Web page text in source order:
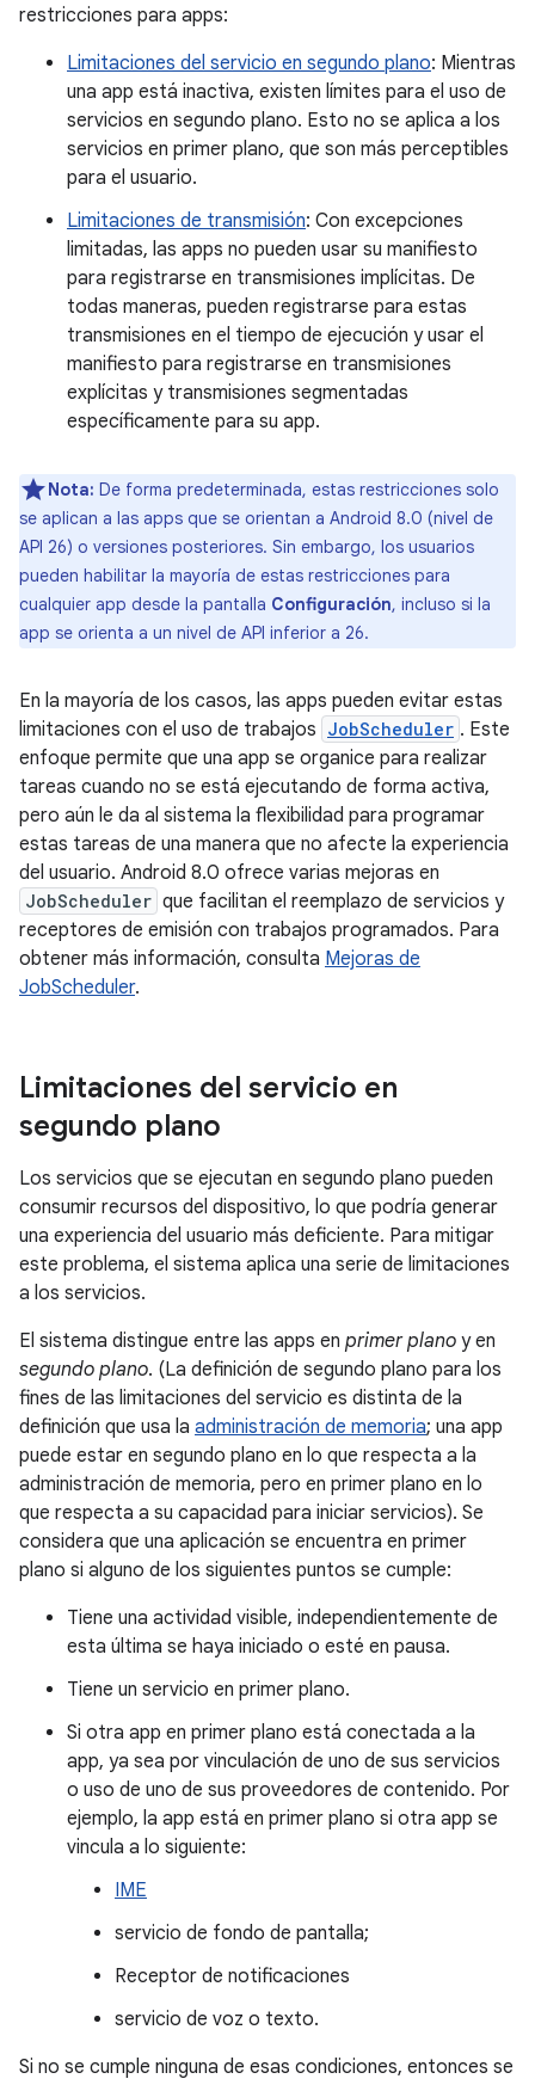
restricciones para apps:
Limitaciones del servicio en segundo plano: Mientras
una app está inactiva, existen límites para el uso de
servicios en segundo plano. Esto no se aplica a los
servicios en primer plano, que son más perceptibles
para el usuario.
Limitaciones de transmisión: Con excepciones
limitadas, las apps no pueden usar su manifiesto
para registrarse en transmisiones implícitas. De
todas maneras, pueden registrarse para estas
transmisiones en el tiempo de ejecución y usar el
manifiesto para registrarse en transmisiones
explícitas y transmisiones segmentadas
específicamente para su app.
Nota: De forma predeterminada, estas restricciones solo
se aplican a las apps que se orientan a Android 8.0 (nivel de
API 26) o versiones posteriores. Sin embargo, los usuarios
pueden habilitar la mayoría de estas restricciones para
cualquier app desde la pantalla Configuración, incluso si la
app se orienta a un nivel de API inferior a 26.
En la mayoría de los casos, las apps pueden evitar estas
limitaciones con el uso de trabajos JobScheduler . Este
enfoque permite que una app se organice para realizar
tareas cuando no se está ejecutando de forma activa,
pero aún le da al sistema la flexibilidad para programar
estas tareas de una manera que no afecte la experiencia
del usuario. Android 8.0 ofrece varias mejoras en
JobScheduler que facilitan el reemplazo de servicios y
receptores de emisión con trabajos programados. Para
obtener más información, consulta Mejoras de
JobScheduler.
Limitaciones del servicio en
segundo plano
Los servicios que se ejecutan en segundo plano pueden
consumir recursos del dispositivo, lo que podría generar
una experiencia del usuario más deficiente. Para mitigar
este problema, el sistema aplica una serie de limitaciones
a los servicios.
El sistema distingue entre las apps en primer plano y en
segundo plano. (La definición de segundo plano para los
fines de las limitaciones del servicio es distinta de la
definición que usa la administración de memoria; una app
puede estar en segundo plano en lo que respecta a la
administración de memoria, pero en primer plano en lo
que respecta a su capacidad para iniciar servicios). Se
considera que una aplicación se encuentra en primer
plano si alguno de los siguientes puntos se cumple:
Tiene una actividad visible, independientemente de
esta última se haya iniciado o esté en pausa.
Tiene un servicio en primer plano.
Si otra app en primer plano está conectada a la
app, ya sea por vinculación de uno de sus servicios
o uso de uno de sus proveedores de contenido. Por
ejemplo, la app está en primer plano si otra app se
vincula a lo siguiente:
IME
servicio de fondo de pantalla;
Receptor de notificaciones
servicio de voz o texto.
Si no se cumple ninguna de esas condiciones, entonces se